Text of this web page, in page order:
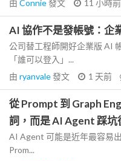
由 Connie發文 11 小時前
AI 協作不是發帳號：企
公司替工程師開好企業版 AI
「誰可以登入」...
由 ryanvale發文 1 天前
從 Prompt 到 Graph
詞，而是 AI Agent 踩坑
AI Agent 可能是近年最容易
Prom...